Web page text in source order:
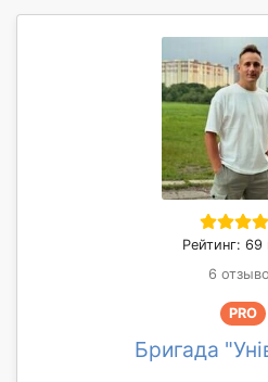
Рейтинг: 69
6
PRO
Бригада